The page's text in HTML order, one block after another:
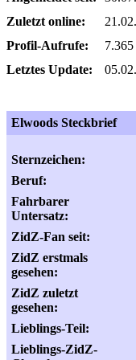
Zuletzt online:
Profil-Aufrufe:
7.365
Letztes Update:
Elwoods Steckbrief
Sternzeichen:
Beruf:
Fahrbarer
Untersatz:
ZidZ-Fan seit:
ZidZ erstmals
gesehen:
ZidZ zuletzt
gesehen:
Lieblings-Teil:
Lieblings-ZidZ-